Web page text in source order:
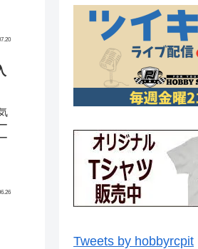
Tweets by hobbyrcpit